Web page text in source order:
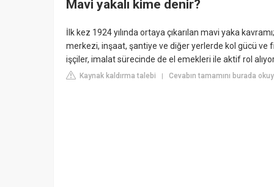
Mavi yakalı kime denir?
İlk kez 1924 yılında ortaya çıkarılan mavi yaka
merkezi, inşaat, şantiye ve diğer yerlerde kol gücü ve
işçiler, imalat sürecinde de el emekleri ile aktif rol
Kaynak kaldırma talebi | Cevabın tamamını burada